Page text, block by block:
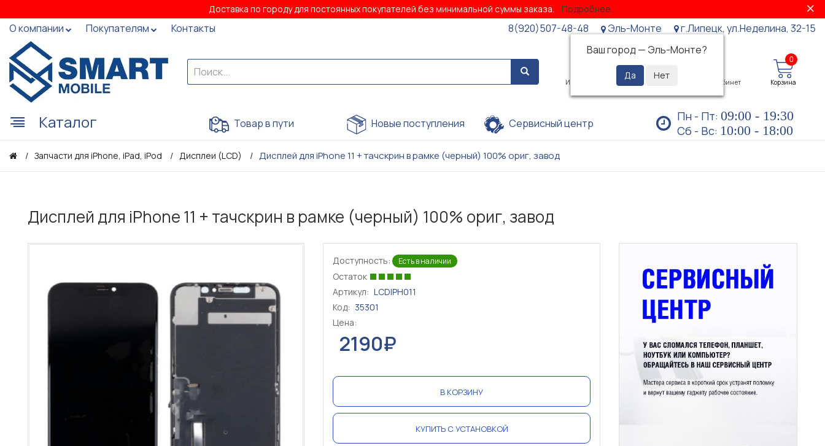
Доставка по городу для постоянных покупателей без минимальной суммы заказа. Подробнее...
О компании Покупателям Контакты 8(920)507-48-48
Эль-Монте
Ваш город — Эль-Монте?
г.Липецк, ул.Неделина, 32-15
Избранное Просмотренные Личный кабинет
0
Корзина
Каталог Товар в пути Новые поступления Сервисный центр Пн - Пт: 09:00 - 19:30
Сб - Вс: 10:00 - 18:00
Запчасти для iPhone, iPad, iPod Дисплеи (LCD) Дисплей для iPhone 11 + тачскрин в рамке (черный) 100% ориг, завод
Дисплей для iPhone 11 + тачскрин в рамке (черный) 100% ориг, завод
Доступность: Есть в наличии
Остаток
Артикул: LCDIPH011
Код: 35301
Цена:
2190₽
В КОРЗИНУ
КУПИТЬ С УСТАНОВКОЙ